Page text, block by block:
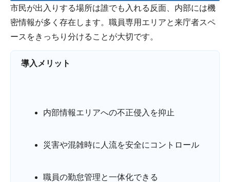
市民が出入りする場所は誰でも入れる反面、内部には機
密情報が多く存在します。職員専用エリアと来庁者スペ
ースをきっちり分けることが大切です。
導入メリット
内部情報エリアへの不正侵入を抑止
災害や混雑時に人流を安全にコントロール
職員の勤怠管理と一体化できる